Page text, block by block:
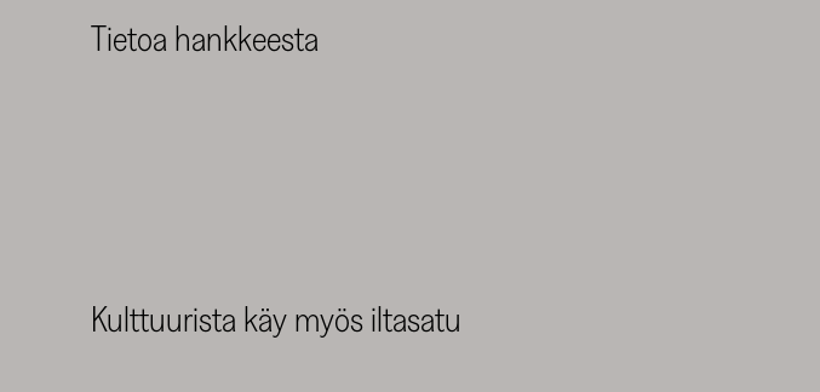
Tietoa hankkeesta
Kulttuurista käy myös iltasatu